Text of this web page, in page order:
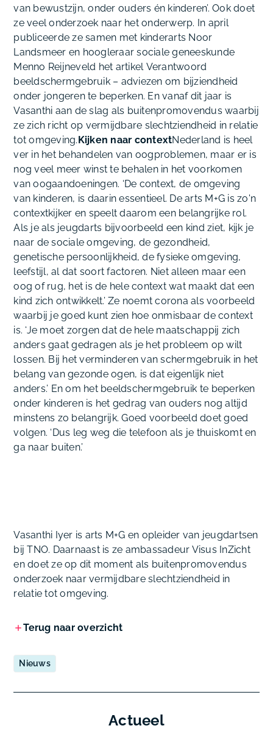
van bewustzijn, onder ouders én kinderen’. Ook doet
ze veel onderzoek naar het onderwerp. In april
publiceerde ze samen met kinderarts Noor
Landsmeer en hoogleraar sociale geneeskunde
Menno Reijneveld het artikel Verantwoord
beeldschermgebruik – adviezen om bijziendheid
onder jongeren te beperken. En vanaf dit jaar is
Vasanthi aan de slag als buitenpromovendus waarbij
ze zich richt op vermijdbare slechtziendheid in relatie
tot omgeving.Kijken naar contextNederland is heel
ver in het behandelen van oogproblemen, maar er is
nog veel meer winst te behalen in het voorkomen
van oogaandoeningen. ‘De context, de omgeving
van kinderen, is daarin essentieel. De arts M+G is zo'n
contextkijker en speelt daarom een belangrijke rol.
Als je als jeugdarts bijvoorbeeld een kind ziet, kijk je
naar de sociale omgeving, de gezondheid,
genetische persoonlijkheid, de fysieke omgeving,
leefstijl, al dat soort factoren. Niet alleen maar een
oog of rug, het is de hele context wat maakt dat een
kind zich ontwikkelt.’ Ze noemt corona als voorbeeld
waarbij je goed kunt zien hoe onmisbaar de context
is. ‘Je moet zorgen dat de hele maatschappij zich
anders gaat gedragen als je het probleem op wilt
lossen. Bij het verminderen van schermgebruik in het
belang van gezonde ogen, is dat eigenlijk niet
anders.’ En om het beeldschermgebruik te beperken
onder kinderen is het gedrag van ouders nog altijd
minstens zo belangrijk. Goed voorbeeld doet goed
volgen. ‘Dus leg weg die telefoon als je thuiskomt en
ga naar buiten.’
Vasanthi Iyer is arts M+G en opleider van jeugdartsen
bij TNO. Daarnaast is ze ambassadeur Visus InZicht
en doet ze op dit moment als buitenpromovendus
onderzoek naar vermijdbare slechtziendheid in
relatie tot omgeving.
Terug naar overzicht
Nieuws
Actueel